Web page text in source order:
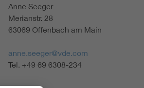
Anne Seeger
Merianstr. 28
63069 Offenbach am Main
anne.seeger@vde.com
Tel. +49 69 6308-234